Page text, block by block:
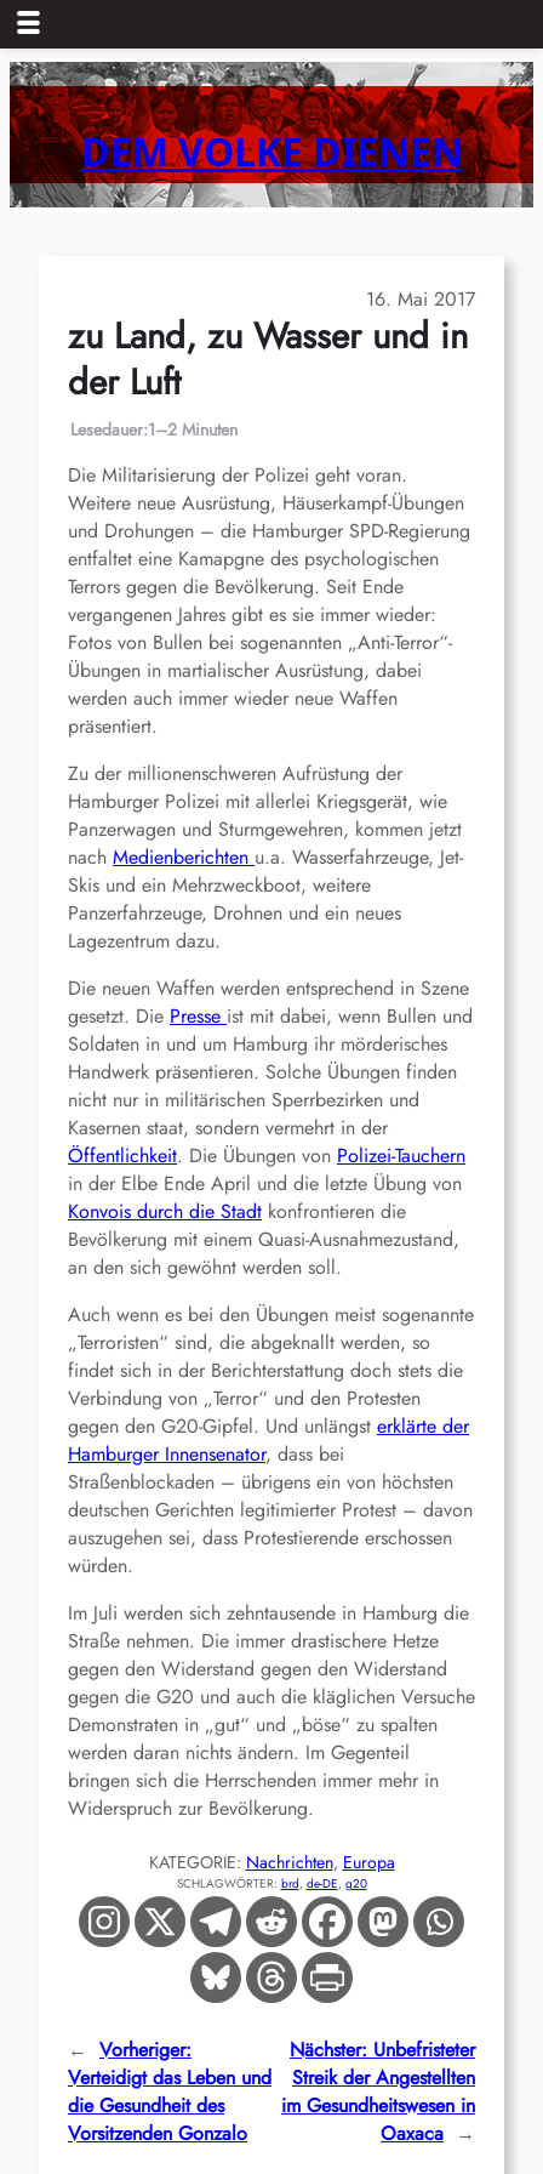
Zum
Inhalt
springenDEM VOLKE DIENEN
16. Mai 2017
zu Land, zu Wasser und in
der Luft
Lesedauer:1–2 Minuten
Die Militarisierung der Polizei geht voran.
Weitere neue Ausrüstung, Häuserkampf-Übungen
und Drohungen – die Hamburger SPD-Regierung
entfaltet eine Kamapgne des psychologischen
Terrors gegen die Bevölkerung. Seit Ende
vergangenen Jahres gibt es sie immer wieder:
Fotos von Bullen bei sogenannten „Anti-Terror“-
Übungen in martialischer Ausrüstung, dabei
werden auch immer wieder neue Waffen
präsentiert.
Zu der millionenschweren Aufrüstung der
Hamburger Polizei mit allerlei Kriegsgerät, wie
Panzerwagen und Sturmgewehren, kommen jetzt
nach Medienberichten u.a. Wasserfahrzeuge, Jet-
Skis und ein Mehrzweckboot, weitere
Panzerfahrzeuge, Drohnen und ein neues
Lagezentrum dazu.
Die neuen Waffen werden entsprechend in Szene
gesetzt. Die Presse ist mit dabei, wenn Bullen und
Soldaten in und um Hamburg ihr mörderisches
Handwerk präsentieren. Solche Übungen finden
nicht nur in militärischen Sperrbezirken und
Kasernen staat, sondern vermehrt in der
Öffentlichkeit. Die Übungen von Polizei-Tauchern
in der Elbe Ende April und die letzte Übung von
Konvois durch die Stadt konfrontieren die
Bevölkerung mit einem Quasi-Ausnahmezustand,
an den sich gewöhnt werden soll.
Auch wenn es bei den Übungen meist sogenannte
„Terroristen“ sind, die abgeknallt werden, so
findet sich in der Berichterstattung doch stets die
Verbindung von „Terror“ und den Protesten
gegen den G20-Gipfel. Und unlängst erklärte der
Hamburger Innensenator, dass bei
Straßenblockaden – übrigens ein von höchsten
deutschen Gerichten legitimierter Protest – davon
auszugehen sei, dass Protestierende erschossen
würden.
Im Juli werden sich zehntausende in Hamburg die
Straße nehmen. Die immer drastischere Hetze
gegen den Widerstand gegen den Widerstand
gegen die G20 und auch die kläglichen Versuche
Demonstraten in „gut“ und „böse“ zu spalten
werden daran nichts ändern. Im Gegenteil
bringen sich die Herrschenden immer mehr in
Widerspruch zur Bevölkerung.
KATEGORIE: Nachrichten, Europa
SCHLAGWÖRTER: brd, de-DE, g20
← Vorheriger:
Verteidigt das Leben und
die Gesundheit des
Vorsitzenden Gonzalo
Nächster: Unbefristeter
Streik der Angestellten
im Gesundheitswesen in
Oaxaca →